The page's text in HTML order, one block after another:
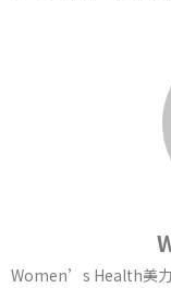
Women’s Health美